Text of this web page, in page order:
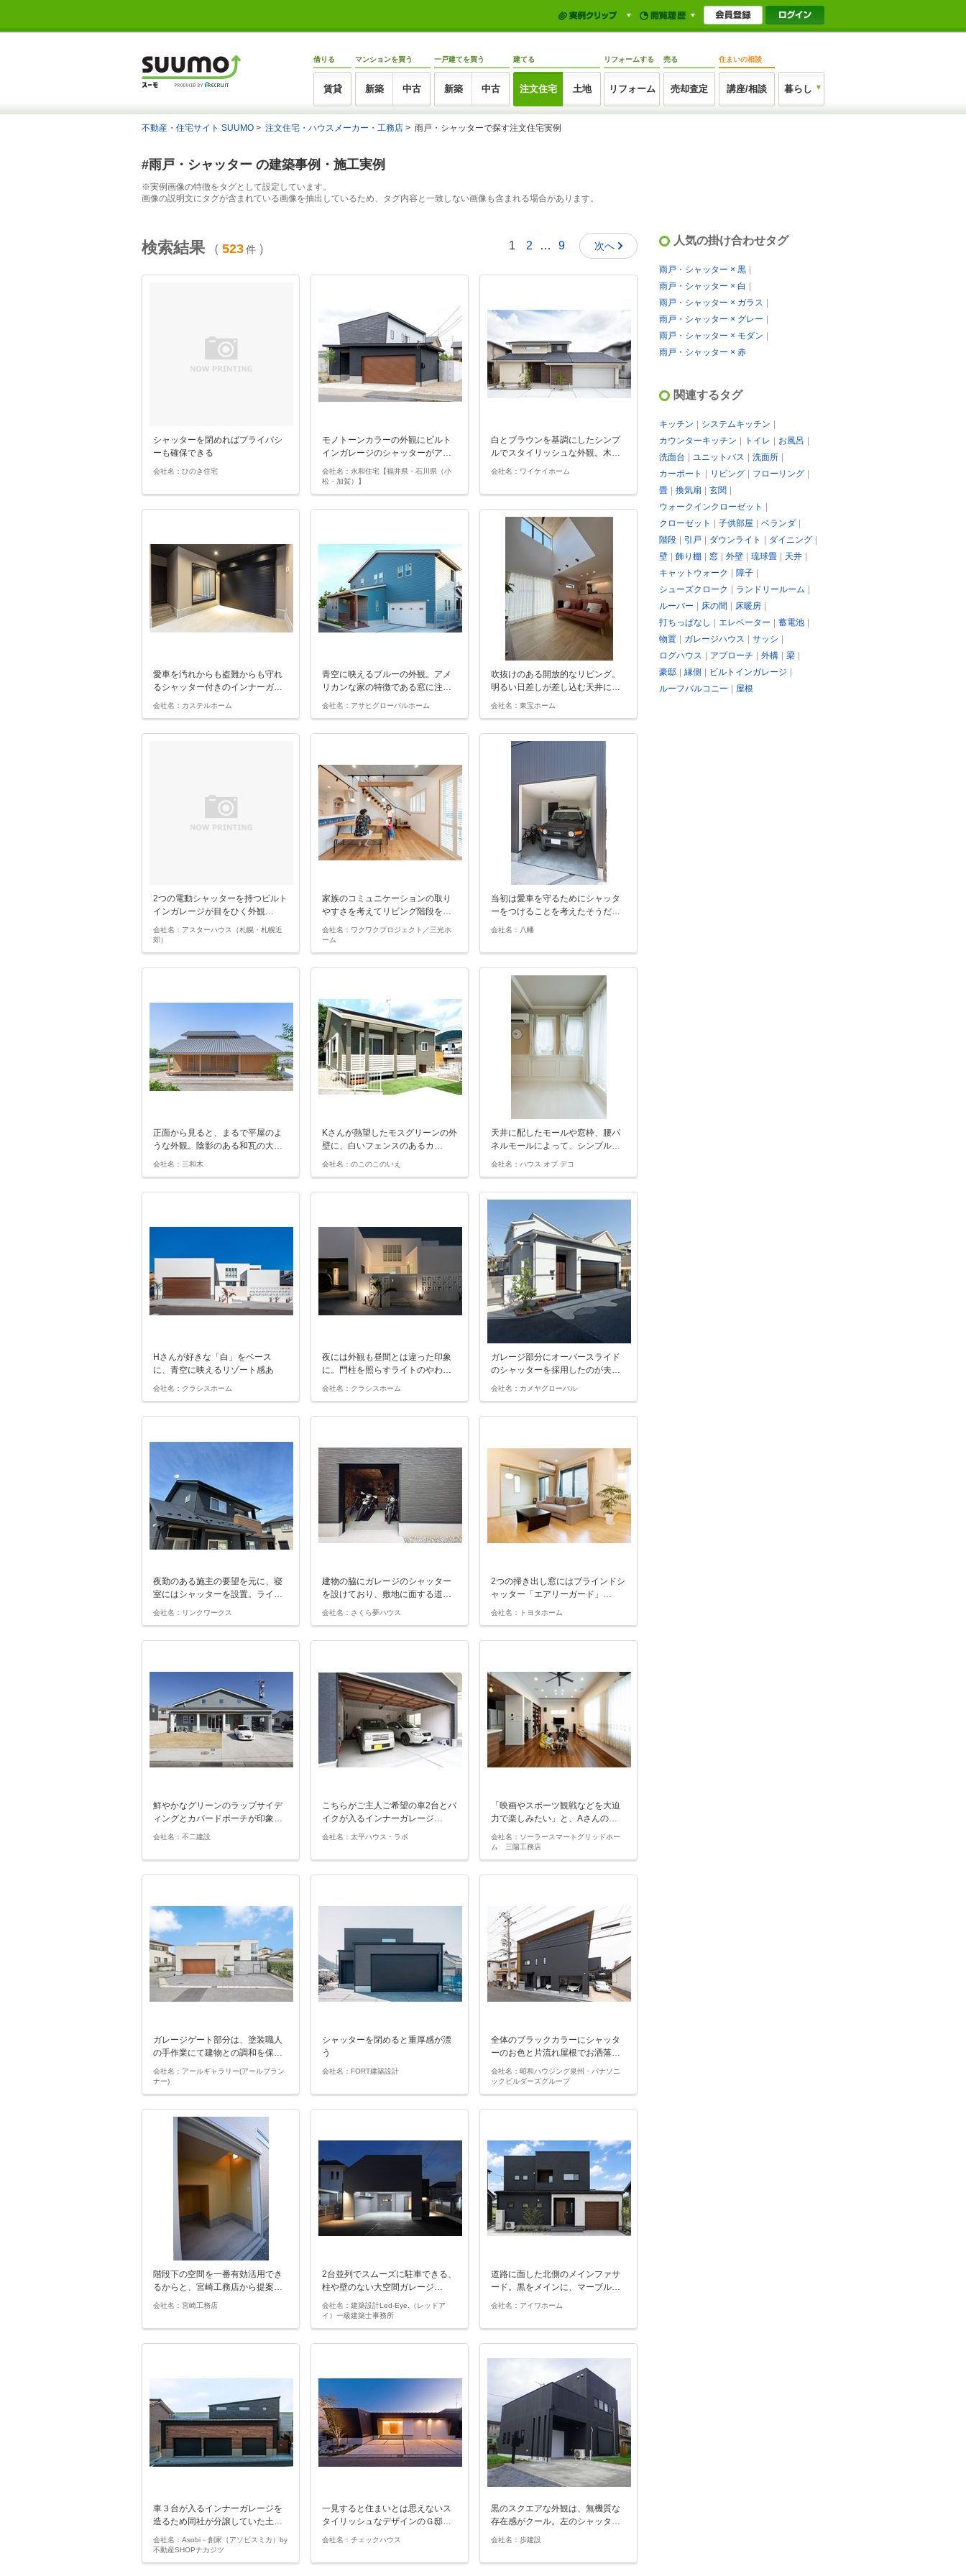
借りる
賃貸
マンションを買う
新築 中古
一戸建てを買う
新築 中古
建てる
注文住宅 土地
リフォームする
リフォーム
売る
売却査定
住まいの相談
講座/相談 暮らし
不動産・住宅サイト SUUMO 注文住宅・ハウスメーカー・工務店 雨戸・シャッターで探す注文住宅実例
#雨戸・シャッター の建築事例・施工実例
※実例画像の特徴をタグとして設定しています。
画像の説明文にタグが含まれている画像を抽出しているため、タグ内容と一致しない画像も含まれる場合があります。
検索結果 （ 523件 ） 1 2 … 9 次へ
シャッターを閉めればプライバシ
ーも確保できる
会社名：ひのき住宅
モノトーンカラーの外観にビルト
インガレージのシャッターがア…
会社名：永和住宅【福井県・石川県（小
松・加賀）】
白とブラウンを基調にしたシンプ
ルでスタイリッシュな外観。木…
会社名：ワイケイホーム
愛車を汚れからも盗難からも守れ
るシャッター付きのインナーガ…
会社名：カステルホーム
青空に映えるブルーの外観。アメ
リカンな家の特徴である窓に注…
会社名：アサヒグローバルホーム
吹抜けのある開放的なリビング。
明るい日差しが差し込む天井に…
会社名：東宝ホーム
2つの電動シャッターを持つビルト
インガレージが目をひく外観…
会社名：アスターハウス（札幌・札幌近
郊）
家族のコミュニケーションの取り
やすさを考えてリビング階段を…
会社名：ワクワクプロジェクト／三光ホ
ーム
当初は愛車を守るためにシャッタ
ーをつけることを考えたそうだ…
会社名：八幡
正面から見ると、まるで平屋のよ
うな外観。陰影のある和瓦の大…
会社名：三和木
Kさんが熱望したモスグリーンの外
壁に、白いフェンスのあるカ…
会社名：のこのこのいえ
天井に配したモールや窓枠、腰パ
ネルモールによって、シンプル…
会社名：ハウス オブ デコ
Hさんが好きな「白」をベース
に、青空に映えるリゾート感あ
ふ…
会社名：クラシスホーム
夜には外観も昼間とは違った印象
に。門柱を照らすライトのやわ…
会社名：クラシスホーム
ガレージ部分にオーバースライド
のシャッターを採用したのが夫…
会社名：カメヤグローバル
夜勤のある施主の要望を元に、寝
室にはシャッターを設置。ライ…
会社名：リンクワークス
建物の脇にガレージのシャッター
を設けており、敷地に面する道…
会社名：さくら夢ハウス
2つの掃き出し窓にはブラインドシ
ャッター「エアリーガード」…
会社名：トヨタホーム
鮮やかなグリーンのラップサイデ
ィングとカバードポーチが印象…
会社名：不二建設
こちらがご主人ご希望の車2台とバ
イクが入るインナーガレージ…
会社名：太平ハウス・ラボ
「映画やスポーツ観戦などを大迫
力で楽しみたい」と、Aさんの…
会社名：ソーラースマートグリッドホー
ム 三陽工務店
ガレージゲート部分は、塗装職人
の手作業にて建物との調和を保…
会社名：アールギャラリー(アールプラン
ナー)
シャッターを閉めると重厚感が漂
う
会社名：FORT建築設計
全体のブラックカラーにシャッタ
ーのお色と片流れ屋根でお洒落…
会社名：昭和ハウジング泉州・パナソニ
ックビルダーズグループ
階段下の空間を一番有効活用でき
るからと、宮崎工務店から提案…
会社名：宮崎工務店
2台並列でスムーズに駐車できる、
柱や壁のない大空間ガレージ…
会社名：建築設計Led-Eye.（レッドア
イ）一級建築士事務所
道路に面した北側のメインファサ
ード。黒をメインに、マーブル…
会社名：アイワホーム
車３台が入るインナーガレージを
造るため同社が分譲していた土…
会社名：Asobi－創家（アソビスミカ）by
不動産SHOPナカジツ
一見すると住まいとは思えないス
タイリッシュなデザインのＧ邸…
会社名：チェックハウス
黒のスクエアな外観は、無機質な
存在感がクール。左のシャッタ…
会社名：歩建設
人気の掛け合わせタグ
雨戸・シャッター × 黒
雨戸・シャッター × 白
雨戸・シャッター × ガラス
雨戸・シャッター × グレー
雨戸・シャッター × モダン
雨戸・シャッター × 赤
関連するタグ
キッチン
システムキッチン
カウンターキッチン
トイレ
お風呂
洗面台
ユニットバス
洗面所
カーポート
リビング
フローリング
畳
換気扇
玄関
ウォークインクローゼット
クローゼット
子供部屋
ベランダ
階段
引戸 ダウンライト
ダイニング
壁
飾り棚 窓 外壁 琉球畳
天井
キャットウォーク
障子
シューズクローク
ランドリールーム
ルーバー
床の間
床暖房
打ちっぱなし
エレベーター
蓄電池
物置
ガレージハウス
サッシ
ログハウス
アプローチ 外構
梁
豪邸
縁側
ビルトインガレージ
ルーフバルコニー
屋根